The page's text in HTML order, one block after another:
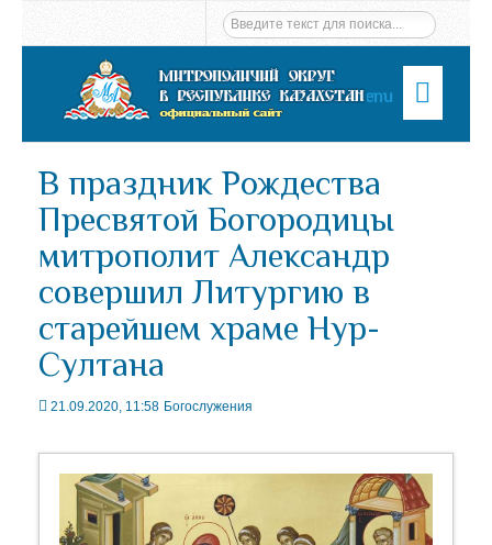
Menu
В праздник Рождества
Пресвятой Богородицы
митрополит Александр
совершил Литургию в
старейшем храме Нур-
Султана
21.09.2020, 11:58 Богослужения